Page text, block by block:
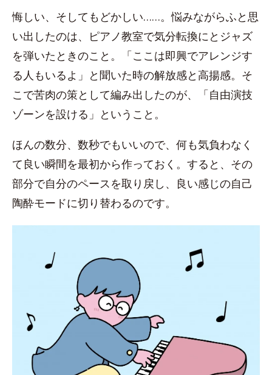
悔しい、そしてもどかしい……。悩みながらふと思
い出したのは、ピアノ教室で気分転換にとジャズ
を弾いたときのこと。「ここは即興でアレンジす
る人もいるよ」と聞いた時の解放感と高揚感。そ
こで苦肉の策として編み出したのが、「自由演技
ゾーンを設ける」ということ。
ほんの数分、数秒でもいいので、何も気負わなく
て良い瞬間を最初から作っておく。すると、その
部分で自分のペースを取り戻し、良い感じの自己
陶酔モードに切り替わるのです。